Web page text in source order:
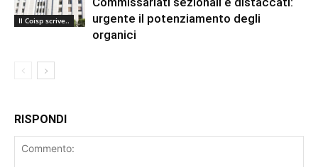
Il Coisp scrive..
urgente il potenziamento degli
organici
RISPONDI